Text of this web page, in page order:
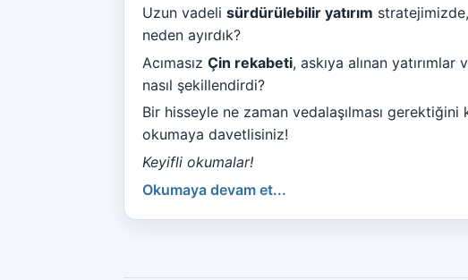
Uzun vadeli sürdürülebilir yatırım stratejimizde,
neden ayırdık?
Acımasız Çin rekabeti, askıya alınan yatırımlar
nasıl şekillendirdi?
Bir hisseyle ne zaman vedalaşılması gerektiğini
okumaya davetlisiniz!
Keyifli okumalar!
Okumaya devam et...